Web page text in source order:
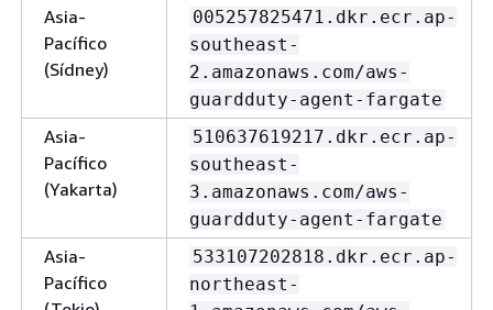
Asia-
Pacífico
(Sídney)
005257825471.dkr.ecr.ap-
southeast-
2.amazonaws.com/aws-
guardduty-agent-fargate
Asia-
Pacífico
(Yakarta)
510637619217.dkr.ecr.ap-
southeast-
3.amazonaws.com/aws-
guardduty-agent-fargate
Asia-
Pacífico
533107202818.dkr.ecr.ap-
northeast-